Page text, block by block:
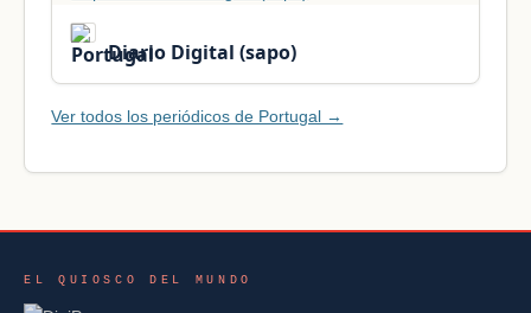
Diario Digital (sapo)
Ver todos los periódicos de Portugal →
EL QUIOSCO DEL MUNDO